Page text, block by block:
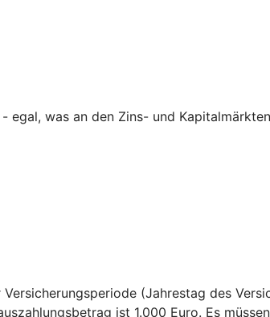
egal, was an den Zins- und
(Jahrestag des
ist 1.000 Euro. Es